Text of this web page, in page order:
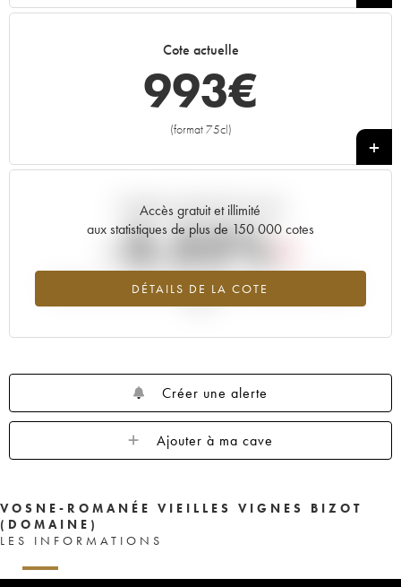
Cote actuelle
993€
(format 75cl)
+
Accès gratuit et illimité
aux statistiques de plus de 150 000 cotes
DÉTAILS DE LA COTE
Tendance actuelle de la cote
-3.32%
Tendance à la baisse du millésime 1996 en 2026 par rapport à
Créer une alerte
Ajouter à ma cave
VOSNE-ROMANÉE VIEILLES VIGNES BIZOT
(DOMAINE)
LES INFORMATIONS